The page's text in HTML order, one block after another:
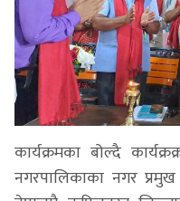
कार्यक्रमका बोल्दै
नगरपालिकाका नगर